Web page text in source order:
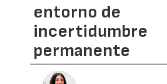
entorno de
incertidumbre
permanente